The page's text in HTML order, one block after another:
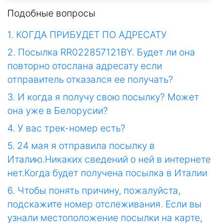
Подобные вопросы
1. КОГДА ПРИБУДЕТ ПО АДРЕСАТУ
2. Посылка RR022857121BY. Будет ли она
повторно отослана адресату если
отправитель отказался ее получать?
3. И когда я получу свою посылку? Может
она уже в Белорусии?
4. У вас трек-номер есть?
5. 24 мая я отправила посылку в
Италию.Никаких сведений о ней в интернете
нет.Когда будет получена посылка в Италии
6. Чтобы понять причину, пожалуйста,
подскажите номер отслеживания. Если вы
узнали местоположение посылки на карте,